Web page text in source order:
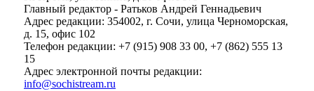
Главный редактор - Ратьков Андрей Геннадьевич
Адрес редакции: 354002, г. Сочи, улица Черноморская,
д. 15, офис 102
Телефон редакции: +7 (915) 908 33 00, +7 (862) 555 13
15
Адрес электронной почты редакции:
info@sochistream.ru